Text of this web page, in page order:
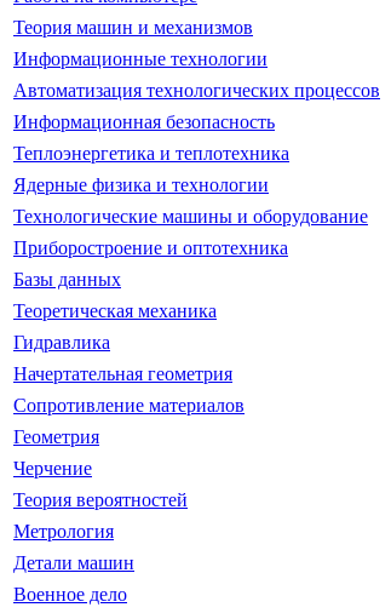
Теория машин и механизмов
Информационные технологии
Автоматизация технологических процессов
Информационная безопасность
Теплоэнергетика и теплотехника
Ядерные физика и технологии
Технологические машины и оборудование
Приборостроение и оптотехника
Базы данных
Теоретическая механика
Гидравлика
Начертательная геометрия
Сопротивление материалов
Геометрия
Черчение
Теория вероятностей
Метрология
Детали машин
Военное дело